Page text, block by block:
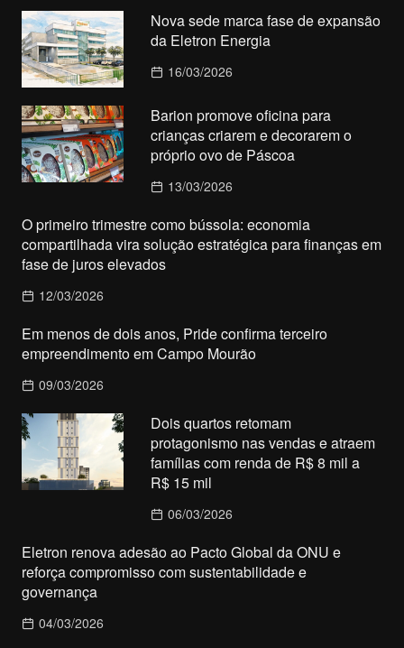
Nova sede marca fase de expansão
da Eletron Energia
16/03/2026
Barion promove oficina para
crianças criarem e decorarem o
próprio ovo de Páscoa
13/03/2026
O primeiro trimestre como bússola: economia
compartilhada vira solução estratégica para finanças em
fase de juros elevados
12/03/2026
Em menos de dois anos, Pride confirma terceiro
empreendimento em Campo Mourão
09/03/2026
Dois quartos retomam
protagonismo nas vendas e atraem
famílias com renda de R$ 8 mil a
R$ 15 mil
06/03/2026
Eletron renova adesão ao Pacto Global da ONU e
reforça compromisso com sustentabilidade e
governança
04/03/2026